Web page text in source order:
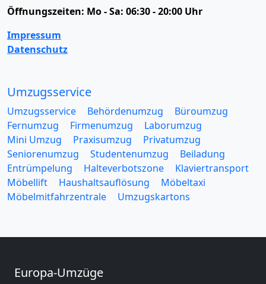
Öffnungszeiten: Mo - Sa: 06:30 - 20:00 Uhr
Impressum
Datenschutz
Umzugsservice
Umzugsservice Behördenumzug
Büroumzug
Fernumzug
Firmenumzug
Laborumzug
Mini Umzug
Praxisumzug
Privatumzug
Seniorenumzug
Studentenumzug
Beiladung
Entrümpelung
Halteverbotszone
Klaviertransport
Möbellift
Haushaltsauflösung
Möbeltaxi
Möbelmitfahrzentrale
Umzugskartons
Europa-Umzüge